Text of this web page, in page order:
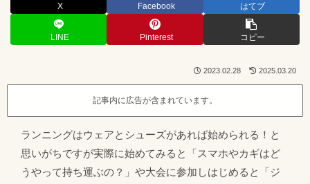
X Facebook はてブ
LINE Pinterest コピー
2023.02.28 2025.03.20
記事内に広告が含まれています。
ランニングはウェアとシューズがあれば始められる！と
思いがちですが実際に始めてみると「スマホやカギはど
うやって持ち運ぶの？」や大会に参加しはじめると「ジ